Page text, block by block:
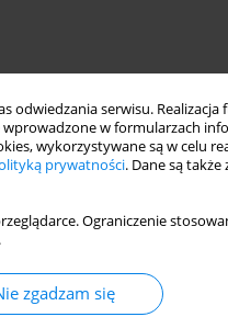
odwiedzania serwisu.
w formularzach
wykorzystywane są w celu
prywatności. Dane są
Ograniczenie
zgadzam się